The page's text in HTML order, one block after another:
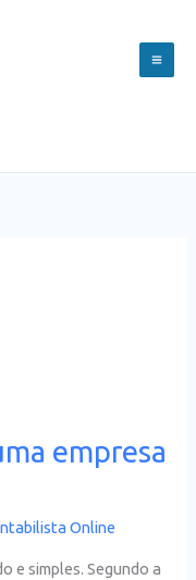
empresa
Online
e simples. Segundo a